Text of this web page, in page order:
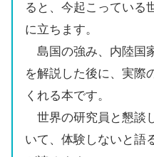
ると、今起こっている
に立ちます。
島国の強み、内陸国
を解説した後に、実際
くれる本です。
世界の研究員と懇談
いて、体験しないと語